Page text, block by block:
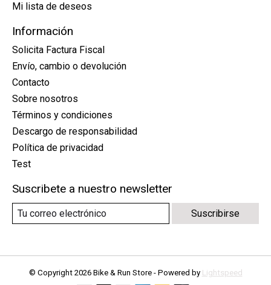
Mi lista de deseos
Información
Solicita Factura Fiscal
Envío, cambio o devolución
Contacto
Sobre nosotros
Términos y condiciones
Descargo de responsabilidad
Política de privacidad
Test
Suscribete a nuestro newsletter
Suscribirse
© Copyright 2026 Bike & Run Store - Powered by Lightspeed